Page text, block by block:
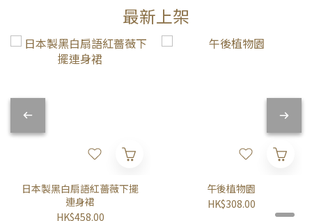
最新上架
日本製黑白扇語紅薔薇下擺
連身裙
HK$458.00
午後植物園
HK$308.00